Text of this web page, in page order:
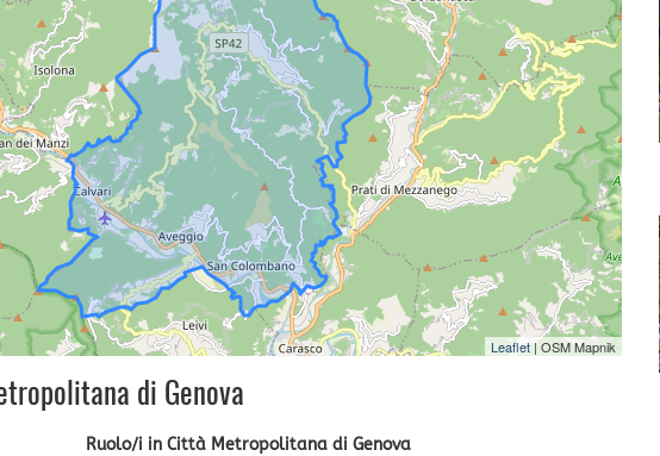
Leaflet| OSM Mapnik
di Genova
Ruolo/i in Città Metropolitana di Genova